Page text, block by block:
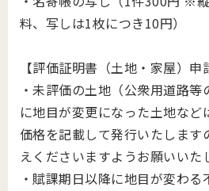
料、写しは1枚につき10円）
【評価証明書（土地・家屋）申
・未評価の土地（公衆用道路
に地目が変更になった土地な
価格を記載して発行いたします
えくださいますようお願いいた
・賦課期日以降に地目が変わ